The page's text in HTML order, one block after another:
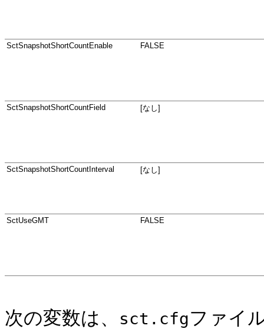
SctSnapshotShortCountEnable FALSE
SctSnapshotShortCountField [なし]
SctSnapshotShortCountInterval [なし]
SctUseGMT FALSE
次の変数は、 sct.cfgファイ